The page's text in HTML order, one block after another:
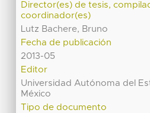
Director(es) de tesis,
coordinador(es)
Lutz Bachere, Bruno
Fecha de publicación
2013-05
Editor
Universidad Autónoma del
México
Tipo de documento